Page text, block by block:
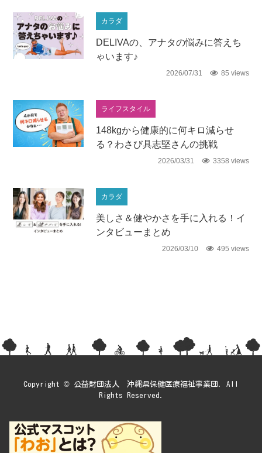
カラダ
DELIVAの、アナタの悩みに答えち
ゃいます♪
2026/07/31 85 views
ライフスタイル
148kgから健康的に何キロ減らせ
る？わさび具志堅さんの挑戦
2026/03/31 3358 views
カラダ
美しさ＆健やかさを手に入れる！イ
ンタビューまとめ
2026/03/10 495 views
Copyright © 公益財団法人 沖縄県保健医療福祉事業団. All
Rights Reserved.